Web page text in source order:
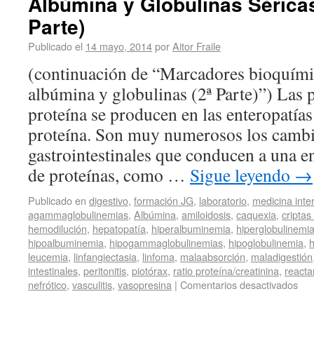
Parte)
Publicado el 14 mayo, 2014porAitor Fraile
(continuación de “Marcadores
albúmina y globulinas (2ª Parte)”) Las
proteína se producen en las
proteína. Son muy numerosos los
gastrointestinales que conducen a una
de proteínas, como … Sigue leyendo →
Publicado en digestivo, formación JG, laboratorio, medicina
agammaglobulinemias, Albúmina, amiloidosis, caquexia,
hemodilución, hepatopatía, hiperalbuminemia, hiperglobulinemia
hipoalbuminemia, hipogammaglobulinemias, hipoglobulinemia,
leucemia, linfangiectasia, linfoma, malaabsorción, maladigestión
intestinales, peritonitis, piotórax, ratio proteína/creatinina,
nefrótico, vasculitis, vasopresina | Comentarios desactivados